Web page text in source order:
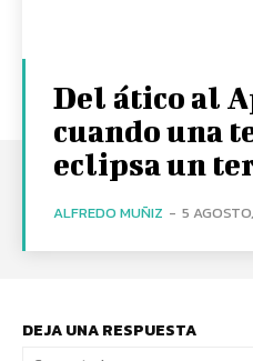
Del ático al
cuando una
eclipsa un
ALFREDO MUÑIZ - 5
DEJA UNA RESPUESTA